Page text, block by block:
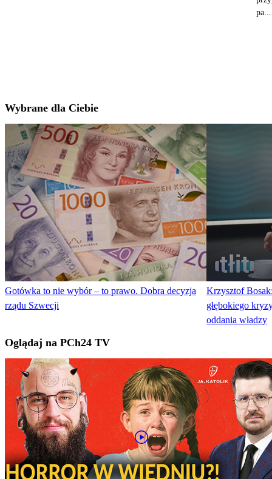
pa...
Wybrane dla Ciebie
Gotówka to nie wybór – to prawo. Dobra decyzja
rządu Szwecji
Krzysztof
głębokiego
oddania władzy
Oglądaj na PCh24 TV